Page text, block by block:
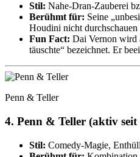
Stil: Nahe-Dran-Zauberei
Berühmt für: Seine
Houdini nicht durchschauen
Fun Fact: Dai Vernon wird
täuschte“ bezeichnet. Er
Penn & Teller
4. Penn & Teller (aktiv seit
Stil: Comedy-Magie,